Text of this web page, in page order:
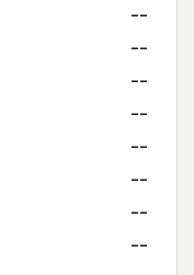
--
--
--
--
--
--
--
--